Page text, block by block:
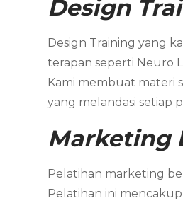
Design
Design Training yang
terapan seperti Neuro
Kami membuat materi
yang melandasi setiap
Marketing
Pelatihan marketing
Pelatihan ini